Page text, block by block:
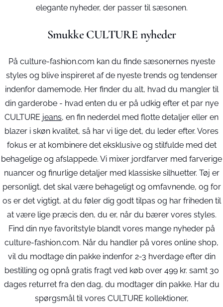
elegante nyheder, der passer til sæsonen.
Smukke CULTURE nyheder
På culture-fashion.com kan du finde sæsonernes nyeste
styles og blive inspireret af de nyeste trends og tendenser
indenfor damemode. Her finder du alt, hvad du mangler til
din garderobe - hvad enten du er på udkig efter et par nye
CULTURE jeans, en fin nederdel med flotte detaljer eller en
blazer i skøn kvalitet, så har vi lige det, du leder efter. Vores
fokus er at kombinere det eksklusive og stilfulde med det
behagelige og afslappede. Vi mixer jordfarver med farverige
nuancer og finurlige detaljer med klassiske silhuetter. Tøj er
personligt, det skal være behageligt og omfavnende, og for
os er det vigtigt, at du føler dig godt tilpas og har friheden til
at være lige præcis den, du er, når du bærer vores styles.
Find din nye favoritstyle blandt vores mange nyheder på
culture-fashion.com. Når du handler på vores online shop,
vil du modtage din pakke indenfor 2-3 hverdage efter din
bestilling og opnå gratis fragt ved køb over 499 kr. samt 30
dages returret fra den dag, du modtager din pakke. Har du
spørgsmål til vores CULTURE kollektioner,